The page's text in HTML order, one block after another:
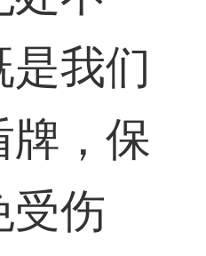
是我们
牌，保
受伤